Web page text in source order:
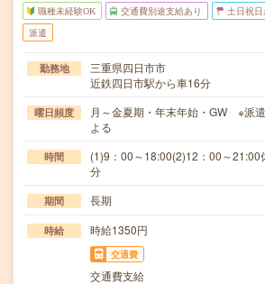
職種未経験OK 交通費別途支給あり 土日祝
派遣
勤務地
三重県四日市市
近鉄四日市駅から車16分
曜日頻度
月～金夏期・年末年始・GW ※派
よる
時間
(1)9：00～18:00(2)12：00～21:00
分
期間 長期
時給 時給1350円
交通費
交通費支給